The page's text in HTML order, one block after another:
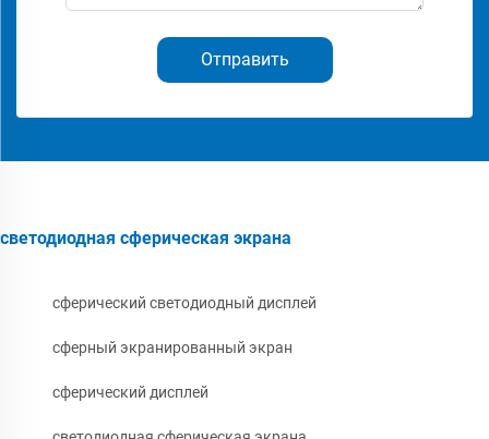
Отправить
светодиодная сферическая экрана
сферический светодиодный дисплей
сферный экранированный экран
сферический дисплей